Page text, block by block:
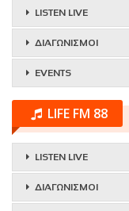
LISTEN LIVE
ΔΙΑΓΩΝΙΣΜΟΙ
EVENTS
LIFE FM 88
LISTEN LIVE
ΔΙΑΓΩΝΙΣΜΟΙ